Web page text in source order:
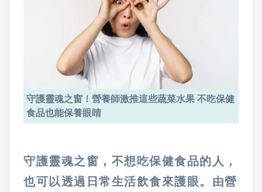
守護靈魂之窗！營養師激推這些蔬菜水果 不吃保健
食品也能保養眼睛
守護靈魂之窗，不想吃保健食品的人，
也可以透過日常生活飲食來護眼。由營